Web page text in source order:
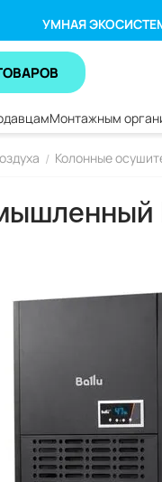
УМНАЯ
Монтажным
/ Колонные